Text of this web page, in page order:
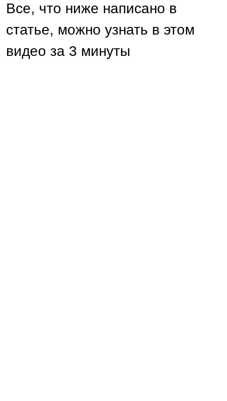
Все, что ниже написано в
статье, можно узнать в этом
видео за 3 минуты